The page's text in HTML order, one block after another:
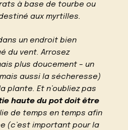
à base de tourbe ou
aux myrtilles.
un endroit bien
du vent. Arrosez
plus doucement – un
aussi la sécheresse)
plante. Et n’oubliez pas
haute du pot doit être
de temps en temps afin
(c’est important pour la